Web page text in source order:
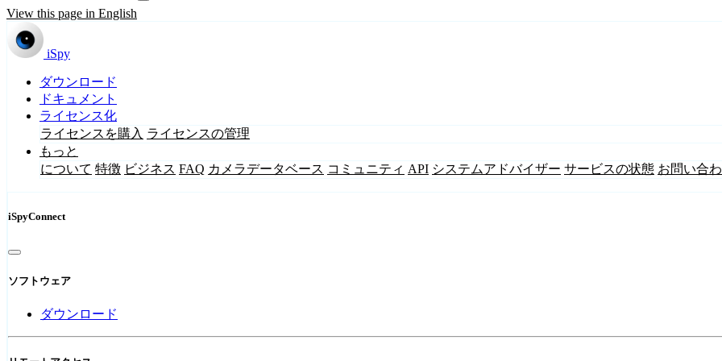
View this page in English
iSpy
ダウンロード
ドキュメント
ライセンス化
ライセンスを購入 ライセンスの管理
もっと
について 特徴 ビジネス FAQ カメラデータベース コミュニティ API システムアドバイザー サービスの状態 お問い合
iSpyConnect
ソフトウェア
ダウンロード